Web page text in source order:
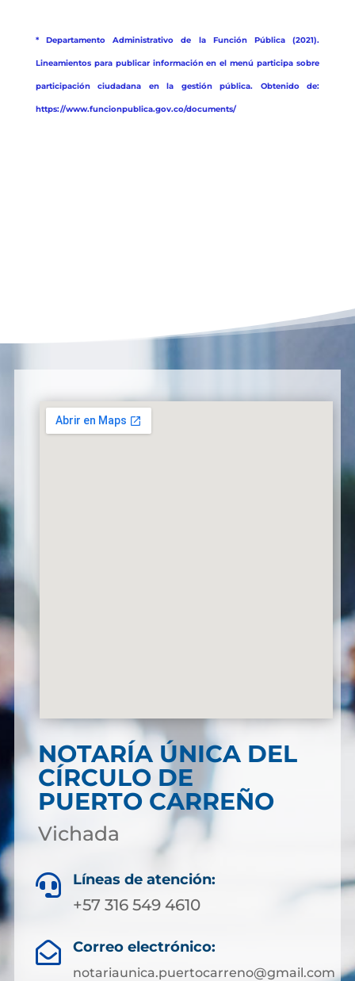
* Departamento Administrativo de la Función Pública (2021).
Lineamientos para publicar información en el menú participa sobre
participación ciudadana en la gestión pública. Obtenido de:
https://www.funcionpublica.gov.co/documents/
NOTARÍA ÚNICA DEL
CÍRCULO DE
PUERTO CARREÑO
Vichada
 Líneas de atención:
+57 316 549 4610
 Correo electrónico:
notariaunica.puertocarreno@gmail.com